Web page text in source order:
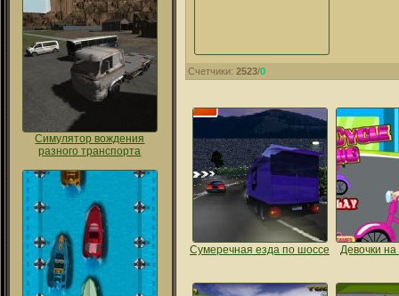
Симулятор вождения
разного транспорта
Счетчики: 2523/0
Сумеречная езда по шоссе Девочки